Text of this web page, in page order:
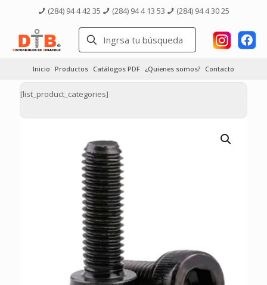
(284) 94 4 42 35 (284) 94 4 13 53 (284) 94 4 30 25
Inicio Productos Catálogos PDF ¿Quienes somos? Contacto
[list_product_categories]